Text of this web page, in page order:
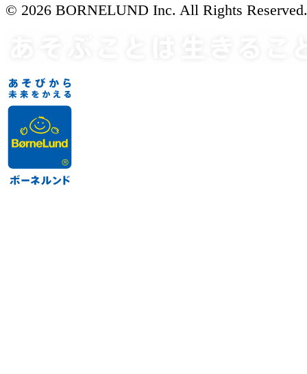
© 2026 BORNELUND Inc. All Rights Reserved.